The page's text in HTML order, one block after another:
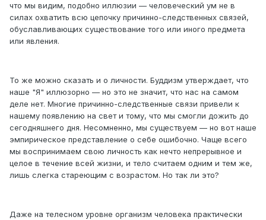
что мы видим, подобно иллюзии — человеческий ум не в
силах охватить всю цепочку причинно-следственных связей,
обуславливающих существование того или иного предмета
или явления.
То же можно сказать и о личности. Буддизм утверждает, что
наше "Я" иллюзорно — но это не значит, что нас на самом
деле нет. Многие причинно-следственные связи привели к
нашему появлению на свет и тому, что мы смогли дожить до
сегодняшнего дня. Несомненно, мы существуем — но вот наше
эмпирическое представление о себе ошибочно. Чаще всего
мы воспринимаем свою личность как нечто непрерывное и
целое в течение всей жизни, и тело считаем одним и тем же,
лишь слегка стареющим с возрастом. Но так ли это?
Даже на телесном уровне организм человека практически